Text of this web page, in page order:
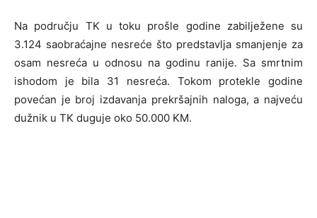
Na području TK u toku prošle godine zabilježene su
3.124 saobraćajne nesreće što predstavlja smanjenje za
osam nesreća u odnosu na godinu ranije. Sa smrtnim
ishodom je bila 31 nesreća. Tokom protekle godine
povećan je broj izdavanja prekršajnih naloga, a najveću
dužnik u TK duguje oko 50.000 KM.